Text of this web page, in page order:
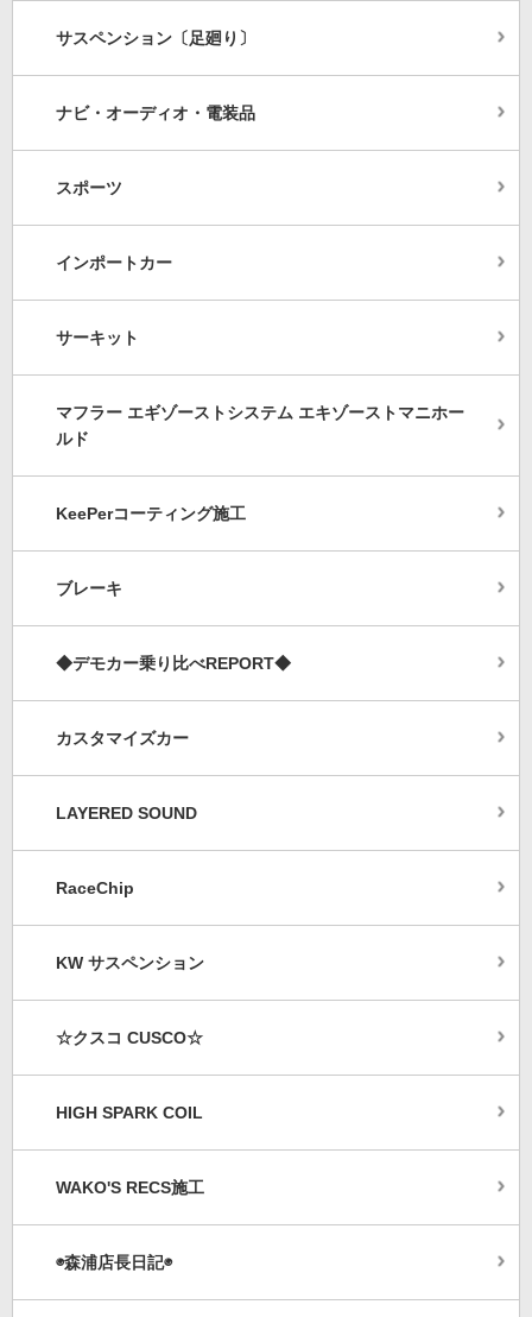
サスペンション〔足廻り〕
ナビ・オーディオ・電装品
スポーツ
インポートカー
サーキット
マフラー エギゾーストシステム エキゾーストマニホー
ルド
KeePerコーティング施工
ブレーキ
◆デモカー乗り比べREPORT◆
カスタマイズカー
LAYERED SOUND
RaceChip
KW サスペンション
☆クスコ CUSCO☆
HIGH SPARK COIL
WAKO'S RECS施工
◉森浦店長日記◉